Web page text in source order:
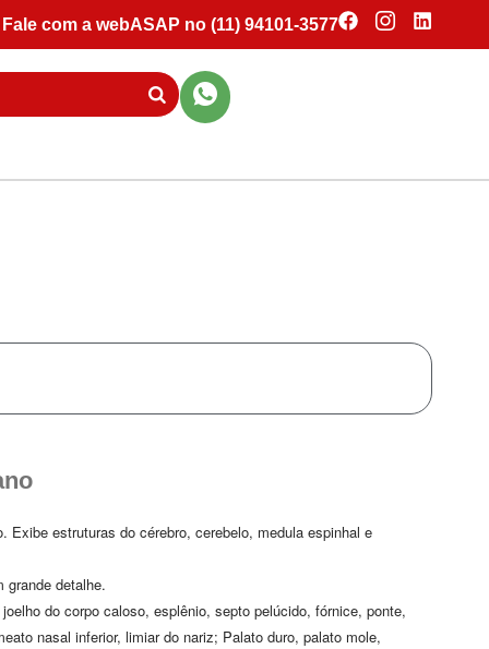
Fale com a webASAP no (11) 94101-3577
estruturas do cérebro, cerebelo, medula espinhal e
grande detalhe.
do corpo caloso, esplênio, septo pelúcido, fórnice, ponte,
nasal inferior, limiar do nariz; Palato duro, palato mole,